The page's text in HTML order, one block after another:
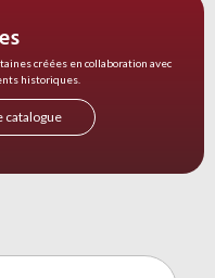
créées en collaboration avec
historiques.
catalogue